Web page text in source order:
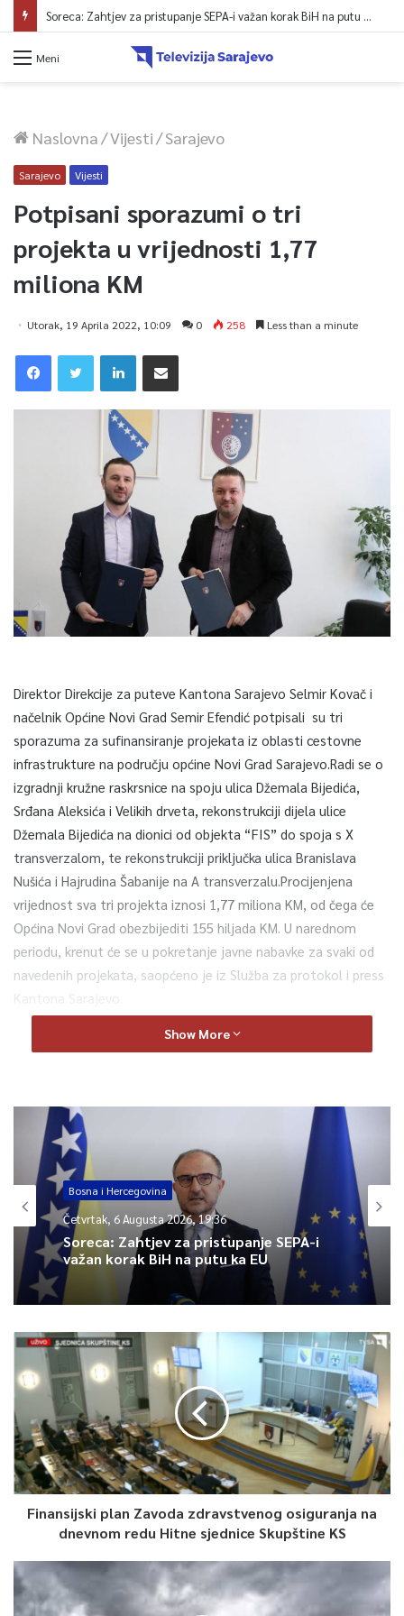
Soreca: Zahtjev za pristupanje SEPA-i važan korak BiH na putu ka EU
Meni
Naslovna/Vijesti/Sarajevo
Sarajevo Vijesti
Potpisani sporazumi o tri
projekta u vrijednosti 1,77
miliona KM
Utorak, 19 Aprila 2022, 10:09 0 258 Less than a minute
Direktor Direkcije za puteve Kantona Sarajevo Selmir Kovač i
načelnik Općine Novi Grad Semir Efendić potpisali su tri
sporazuma za sufinansiranje projekata iz oblasti cestovne
infrastrukture na području općine Novi Grad Sarajevo.Radi se o
izgradnji kružne raskrsnice na spoju ulica Džemala Bijedića,
Srđana Aleksića i Velikih drveta, rekonstrukciji dijela ulice
Džemala Bijedića na dionici od objekta “FIS” do spoja s X
transverzalom, te rekonstrukciji priključka ulica Branislava
Nušića i Hajrudina Šabanije na A transverzalu.Procijenjena
vrijednost sva tri projekta iznosi 1,77 miliona KM, od čega će
Općina Novi Grad obezbijediti 155 hiljada KM. U narednom
periodu, krenut će se u pokretanje javne nabavke za svaki od
navedenih projekata, saopćeno je iz Služba za protokol i press
Kantona Sarajevo.
0
Show More
Bosna i Hercegovina
Četvrtak, 6 Augusta 2026, 19:36
Soreca: Zahtjev za pristupanje SEPA-i
važan korak BiH na putu ka EU
Finansijski plan Zavoda zdravstvenog osiguranja na
dnevnom redu Hitne sjednice Skupštine KS